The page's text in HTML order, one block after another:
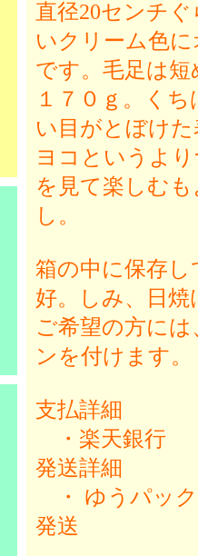
直径20センチ
いクリーム色
です。毛足は
１７０ｇ。く
い目がとぼけ
ヨコというよ
を見て楽しむ
し。
箱の中に保存
好。しみ、日
ご希望の方に
ンを付けます。
支払詳細
・楽天銀行
発送詳細
・ ゆうパッ
発送